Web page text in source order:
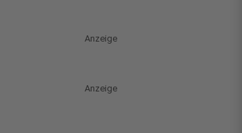
Anzeige
Anzeige